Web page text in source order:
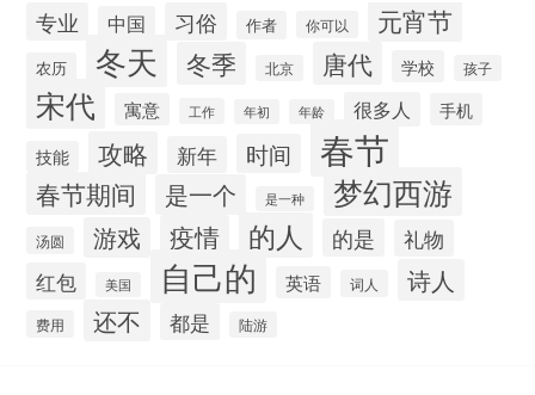
专业 中国 习俗 作者 你可以 元宵节
农历 冬天 冬季 北京 唐代 学校 孩子
宋代 寓意 工作 年初 年龄 很多人 手机
技能 攻略 新年 时间 春节
春节期间 是一个 是一种 梦幻西游
汤圆 游戏 疫情 的人 的是
礼物
红包
美国 自己的 英语 词人 诗人
费用 还不 都是 陆游